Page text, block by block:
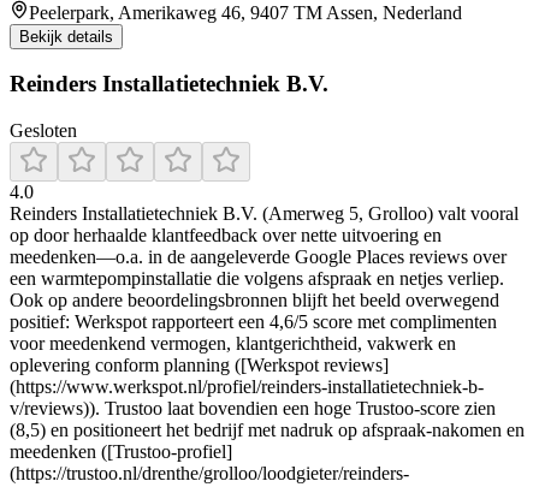
Peelerpark, Amerikaweg 46, 9407 TM Assen, Nederland
Bekijk details
Reinders Installatietechniek B.V.
Gesloten
4.0
Reinders Installatietechniek B.V. (Amerweg 5, Grolloo) valt vooral
op door herhaalde klantfeedback over nette uitvoering en
meedenken—o.a. in de aangeleverde Google Places reviews over
een warmtepompinstallatie die volgens afspraak en netjes verliep.
Ook op andere beoordelingsbronnen blijft het beeld overwegend
positief: Werkspot rapporteert een 4,6/5 score met complimenten
voor meedenkend vermogen, klantgerichtheid, vakwerk en
oplevering conform planning ([Werkspot reviews]
(https://www.werkspot.nl/profiel/reinders-installatietechniek-b-
v/reviews)). Trustoo laat bovendien een hoge Trustoo-score zien
(8,5) en positioneert het bedrijf met nadruk op afspraak-nakomen en
meedenken ([Trustoo-profiel]
(https://trustoo.nl/drenthe/grolloo/loodgieter/reinders-